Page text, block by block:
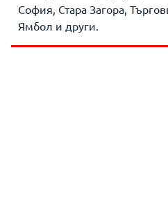
София, Стара Загора,
Ямбол и други.